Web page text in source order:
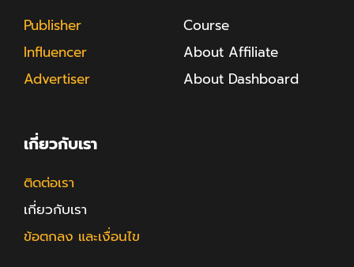
Publisher
Influencer
Advertiser
Course
About Affiliate
About Dashboard
เกี่ยวกับเรา
ติดต่อเรา
เกี่ยวกับเรา
ข้อตกลง และเงื่อนไข